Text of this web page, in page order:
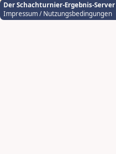
Der Schachturnier-Ergebnis-Server
Impressum / Nutzungsbedingungen